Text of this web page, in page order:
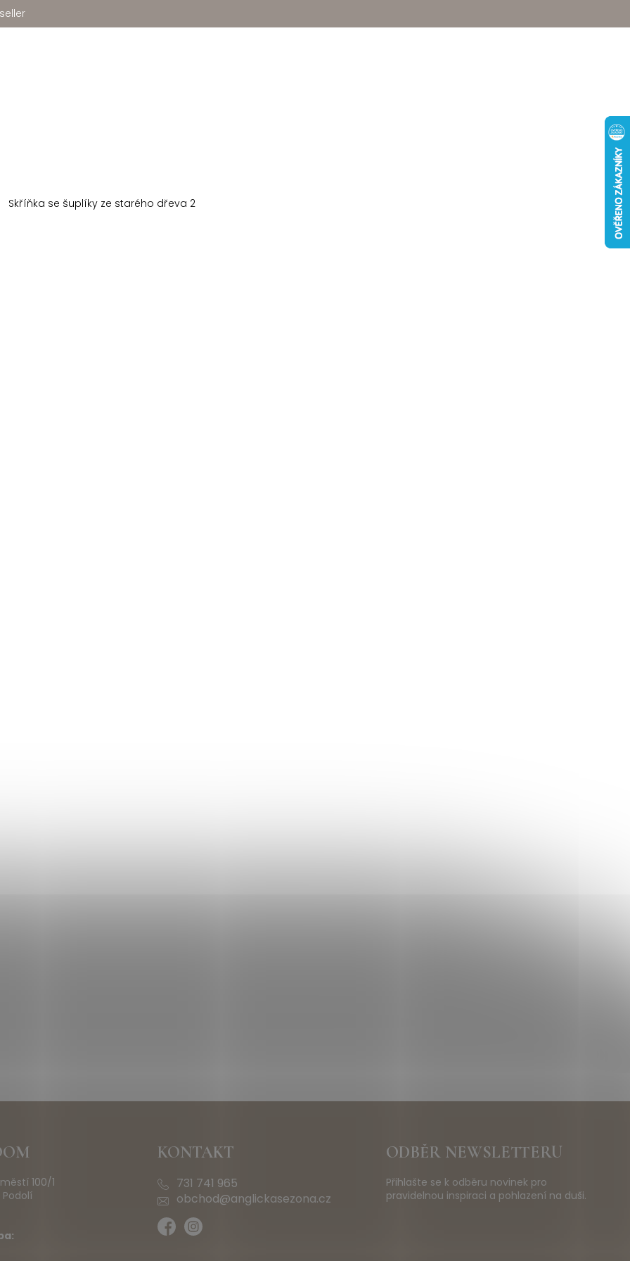
Skříňka se šuplíky ze starého dřeva 2
100/1
KONTAKT
731 741 965
obchod@anglickasezona.cz
ODBĚR NEWSLETTERU
Přihlašte se k odběru novinek pro
pravidelnou inspiraci a pohlazení na duši.